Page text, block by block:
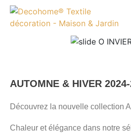
AUTOMNE & HIVER
Découvrez la nouvelle collection
Chaleur et élégance dans notre